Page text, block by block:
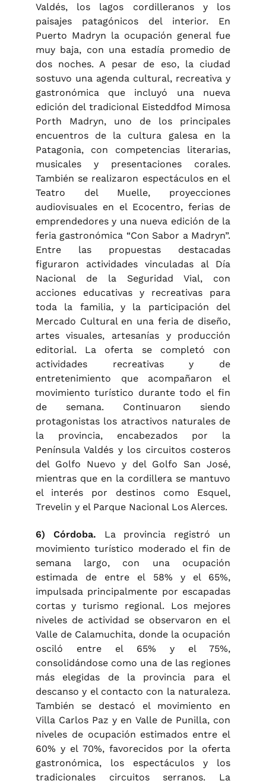
Valdés, los lagos cordilleranos y los
paisajes patagónicos del interior. En
Puerto Madryn la ocupación general fue
muy baja, con una estadía promedio de
dos noches. A pesar de eso, la ciudad
sostuvo una agenda cultural, recreativa y
gastronómica que incluyó una nueva
edición del tradicional Eisteddfod Mimosa
Porth Madryn, uno de los principales
encuentros de la cultura galesa en la
Patagonia, con competencias literarias,
musicales y presentaciones corales.
También se realizaron espectáculos en el
Teatro del Muelle, proyecciones
audiovisuales en el Ecocentro, ferias de
emprendedores y una nueva edición de la
feria gastronómica “Con Sabor a Madryn”.
Entre las propuestas destacadas
figuraron actividades vinculadas al Día
Nacional de la Seguridad Vial, con
acciones educativas y recreativas para
toda la familia, y la participación del
Mercado Cultural en una feria de diseño,
artes visuales, artesanías y producción
editorial. La oferta se completó con
actividades recreativas y de
entretenimiento que acompañaron el
movimiento turístico durante todo el fin
de semana. Continuaron siendo
protagonistas los atractivos naturales de
la provincia, encabezados por la
Península Valdés y los circuitos costeros
del Golfo Nuevo y del Golfo San José,
mientras que en la cordillera se mantuvo
el interés por destinos como Esquel,
Trevelin y el Parque Nacional Los Alerces.
6) Córdoba. La provincia registró un
movimiento turístico moderado el fin de
semana largo, con una ocupación
estimada de entre el 58% y el 65%,
impulsada principalmente por escapadas
cortas y turismo regional. Los mejores
niveles de actividad se observaron en el
Valle de Calamuchita, donde la ocupación
osciló entre el 65% y el 75%,
consolidándose como una de las regiones
más elegidas de la provincia para el
descanso y el contacto con la naturaleza.
También se destacó el movimiento en
Villa Carlos Paz y en Valle de Punilla, con
niveles de ocupación estimados entre el
60% y el 70%, favorecidos por la oferta
gastronómica, los espectáculos y los
tradicionales circuitos serranos. La